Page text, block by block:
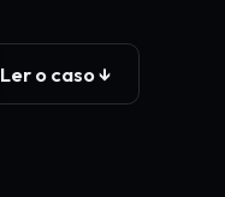
Ler o caso ↓